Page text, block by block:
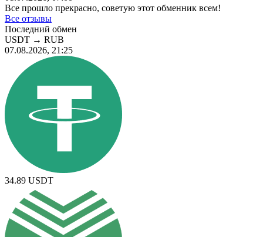
Все прошло прекрасно, советую этот обменник всем!
Все отзывы
Последний обмен
USDT → RUB
07.08.2026, 21:25
34.89 USDT